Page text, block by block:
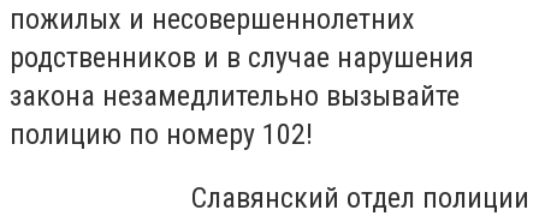
пожилых и несовершеннолетних
родственников и в случае нарушения
закона незамедлительно вызывайте
полицию по номеру 102!
Славянский отдел полиции